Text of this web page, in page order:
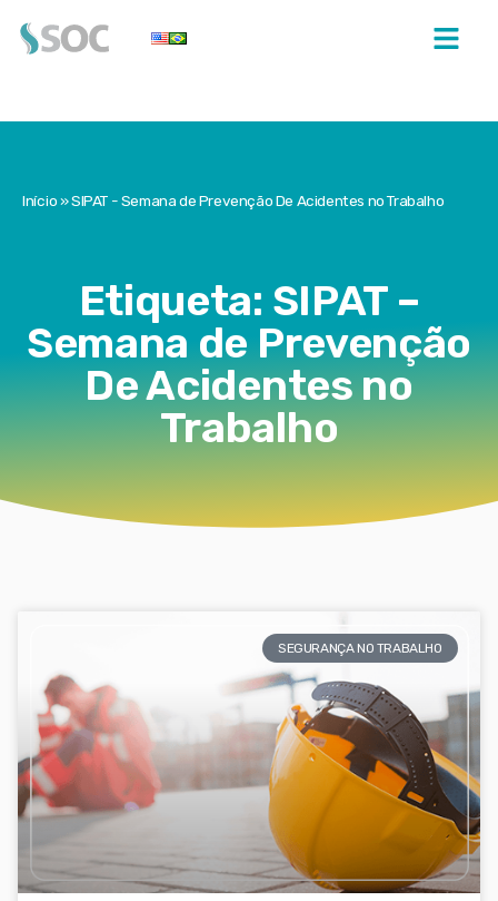
Início»SIPAT - Semana de Prevenção De Acidentes no Trabalho
Etiqueta: SIPAT –
Semana de Prevenção
De Acidentes no
Trabalho
SEGURANÇA NO TRABALHO